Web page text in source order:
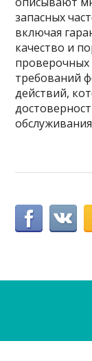
запасных
включая
качество и
проверочных
требований
действий,